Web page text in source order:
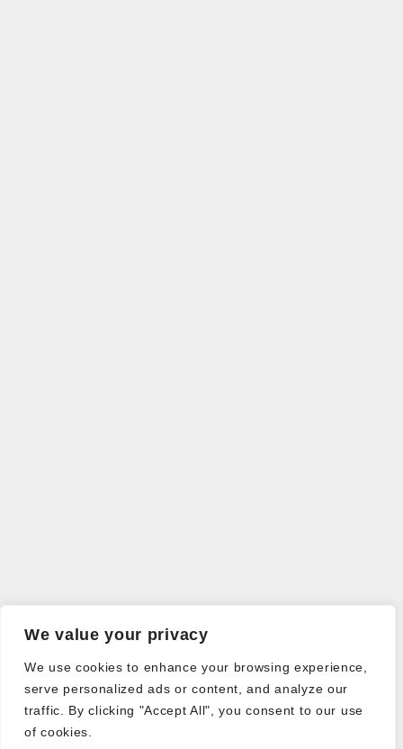
We value your privacy
We use cookies to enhance your browsing experience,
serve personalized ads or content, and analyze our
traffic. By clicking "Accept All", you consent to our use
of cookies.